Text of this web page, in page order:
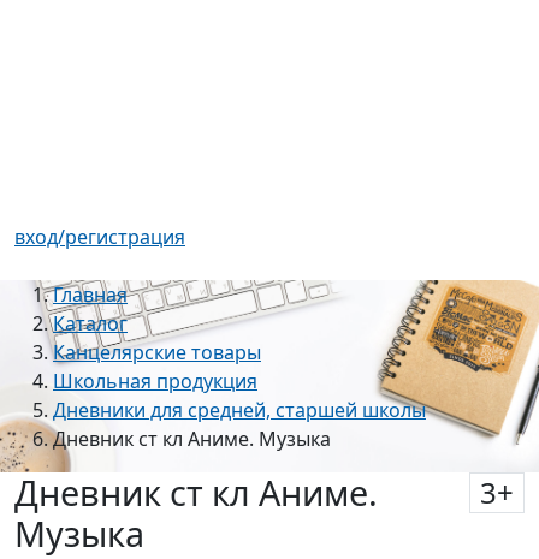
вход/регистрация
Главная
Каталог
Канцелярские товары
Школьная продукция
Дневники для средней, старшей школы
Дневник ст кл Аниме. Музыка
Дневник ст кл Аниме.
Музыка
3+